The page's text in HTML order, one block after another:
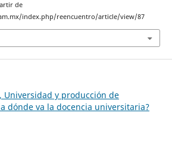
de
index.php/reencuentro/article/view/87
Universidad y producción de
dónde va la docencia universitaria?